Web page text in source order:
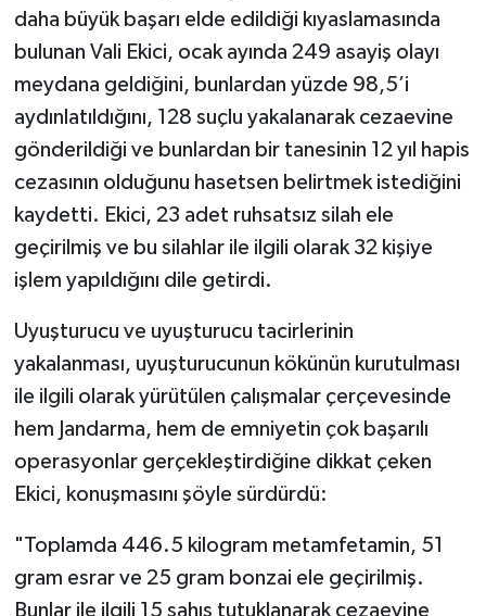
daha büyük başarı elde edildiği kıyaslamasında
bulunan Vali Ekici, ocak ayında 249 asayiş olayı
meydana geldiğini, bunlardan yüzde 98,5’i
aydınlatıldığını, 128 suçlu yakalanarak cezaevine
gönderildiği ve bunlardan bir tanesinin 12 yıl hapis
cezasının olduğunu hasetsen belirtmek istediğini
kaydetti. Ekici, 23 adet ruhsatsız silah ele
geçirilmiş ve bu silahlar ile ilgili olarak 32 kişiye
işlem yapıldığını dile getirdi.
Uyuşturucu ve uyuşturucu tacirlerinin
yakalanması, uyuşturucunun kökünün kurutulması
ile ilgili olarak yürütülen çalışmalar çerçevesinde
hem Jandarma, hem de emniyetin çok başarılı
operasyonlar gerçekleştirdiğine dikkat çeken
Ekici, konuşmasını şöyle sürdürdü:
"Toplamda 446.5 kilogram metamfetamin, 51
gram esrar ve 25 gram bonzai ele geçirilmiş.
Bunlar ile ilgili 15 şahıs tutuklanarak cezaevine